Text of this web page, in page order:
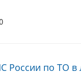
России по ТО в